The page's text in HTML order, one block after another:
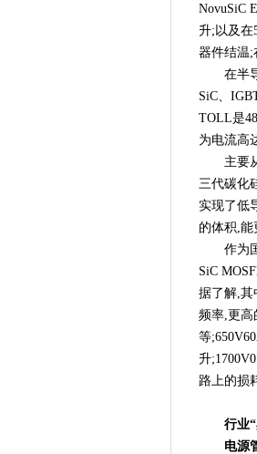
NovuSiC
升;以及在
器件结温;
在半
SiC、
TOLL是
为电流高
主要
三代碳化
实现了低
的体积,能
作为
SiC
据了解,其
频率,更高
等
升
路上的损
行业
电源